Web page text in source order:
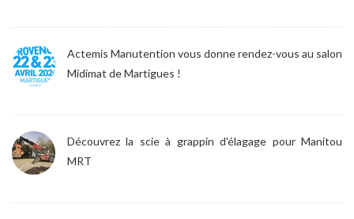
Actemis Manutention vous donne rendez-vous au salon
Midimat de Martigues !
Découvrez la scie à grappin d'élagage pour Manitou
MRT